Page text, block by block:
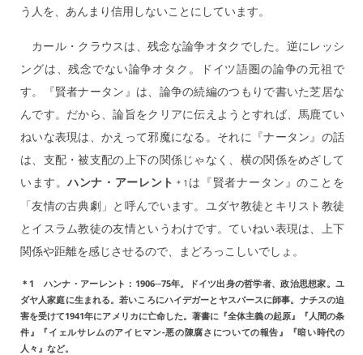
う人を、あんまり信用しないことにしています。
カール・クラウスは、残念な論争オタクでした。逆にレッシ
ングは、残念でない論争オタク。ドイツ語圏の論争の元祖で
す。『賢者ナータン』は、論争の続編のつもりで書いた芝居な
んです。だから、論旨をクリアに伝えようとすれば、馬鹿てい
ねいな表現は、かえって邪魔になる。それに『ナータン』の話
は、支配・被支配の上下の関係じゃなく、横の関係をめざして
います。 ハンナ・アーレント ＊1 は『賢者ナータン』のことを
「友情の古典劇」と呼んでいます。ユダヤ教徒とキリスト教徒
とイスラム教徒の友情というわけです。ていねい表現は、上下
関係や距離を感じさせるので、まどろっこしいでしょ。
＊1 ハンナ・アーレント：1906─75年。ドイツ出身の哲学者、政治思想家。ユ
ダヤ人家庭に生まれる。若いころにハイデガーとヤスパースに師事。ナチスの迫
害を受けて1941年にアメリカに亡命した。著書に『全体主義の起原』『人間の条
件』『イェルサレムのアイヒマン-悪の陳腐さについての報告』『暗い時代の
人々』など。